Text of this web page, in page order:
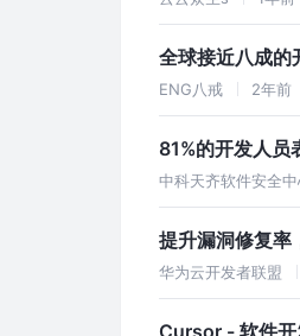
全球接近八成的
ENG八戒 2年前
81%的开发人员
中科天齐软件安全
提升漏洞修复率
华为云开发者联盟